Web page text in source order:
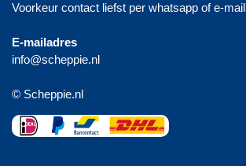
Voorkeur contact liefst per whatsapp of e-mail
E-mailadres
info@scheppie.nl
© Scheppie.nl